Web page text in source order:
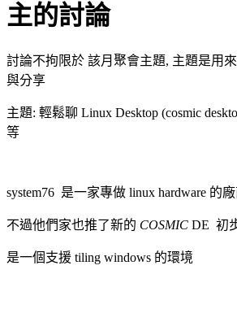
主的討論
討論不拘限於 該月聚會主題, 主題是用
與分享
主題: 輕鬆聊 Linux Desktop (cosmic
等
system76 是一家專做 linux hardware 的
不過他們家也推了新的 COSMIC DE 初
是一個支援 tiling windows 的環境